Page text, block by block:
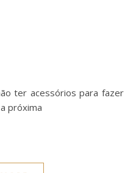
ter acessórios para fazer
próxima